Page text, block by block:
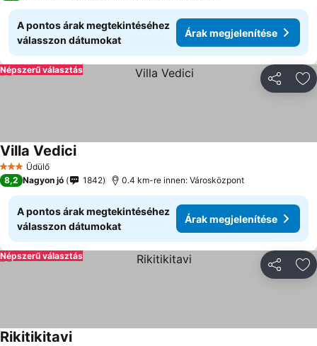
A pontos árak megtekintéséhez
válasszon dátumokat
Árak megjelenítése
Népszerű választás
3 Kategória
Üdülő
Villa Vedici
8,2 Nagyon jó 1842 0.4 km-re innen: Városközpont
A pontos árak megtekintéséhez
válasszon dátumokat
Árak megjelenítése
Népszerű választás
Rikitikitavi